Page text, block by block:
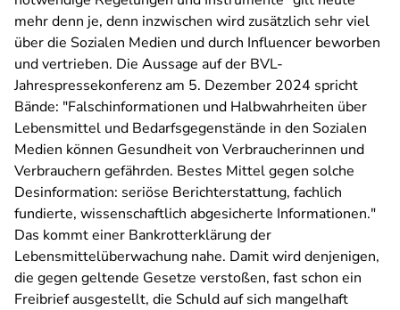
mehr denn je, denn inzwischen wird zusätzlich sehr viel
über die Sozialen Medien und durch Influencer beworben
und vertrieben. Die Aussage auf der BVL-
Jahrespressekonferenz am 5. Dezember 2024 spricht
Bände: "Falschinformationen und Halbwahrheiten über
Lebensmittel und Bedarfsgegenstände in den Sozialen
Medien können Gesundheit von Verbraucherinnen und
Verbrauchern gefährden. Bestes Mittel gegen solche
Desinformation: seriöse Berichterstattung, fachlich
fundierte, wissenschaftlich abgesicherte Informationen."
Das kommt einer Bankrotterklärung der
Lebensmittelüberwachung nahe. Damit wird denjenigen,
die gegen geltende Gesetze verstoßen, fast schon ein
Freibrief ausgestellt, die Schuld auf sich mangelhaft